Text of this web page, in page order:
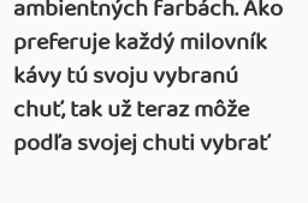
ambientných farbách. Ako
preferuje každý milovník
kávy tú svoju vybranú
chuť, tak už teraz môže
podľa svojej chuti vybrať